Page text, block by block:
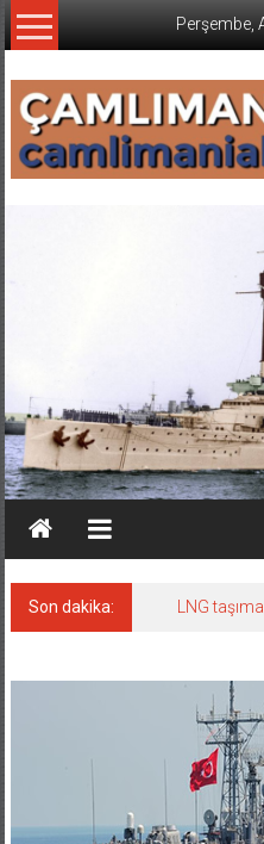
İçeriğe
geç
Perşembe,
Son dakika: LNG